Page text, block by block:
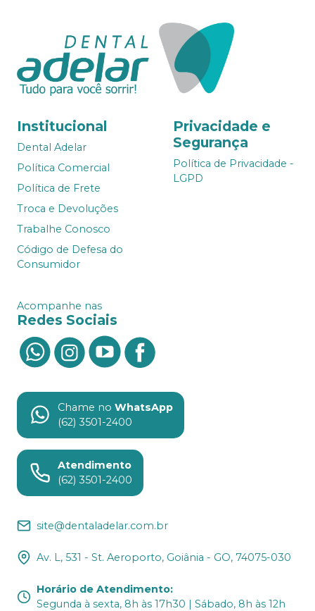
Institucional
Dental Adelar
Política Comercial
Política de Frete
Troca e Devoluções
Trabalhe Conosco
Código de Defesa do
Consumidor
Privacidade e
Segurança
Política de Privacidade -
LGPD
Acompanhe nas
Redes Sociais
Chame no WhatsApp
(62) 3501-2400
Atendimento
(62) 3501-2400
site@dentaladelar.com.br
Av. L, 531 - St. Aeroporto, Goiânia - GO, 74075-030
Horário de Atendimento:
Segunda à sexta, 8h às 17h30 | Sábado, 8h às 12h